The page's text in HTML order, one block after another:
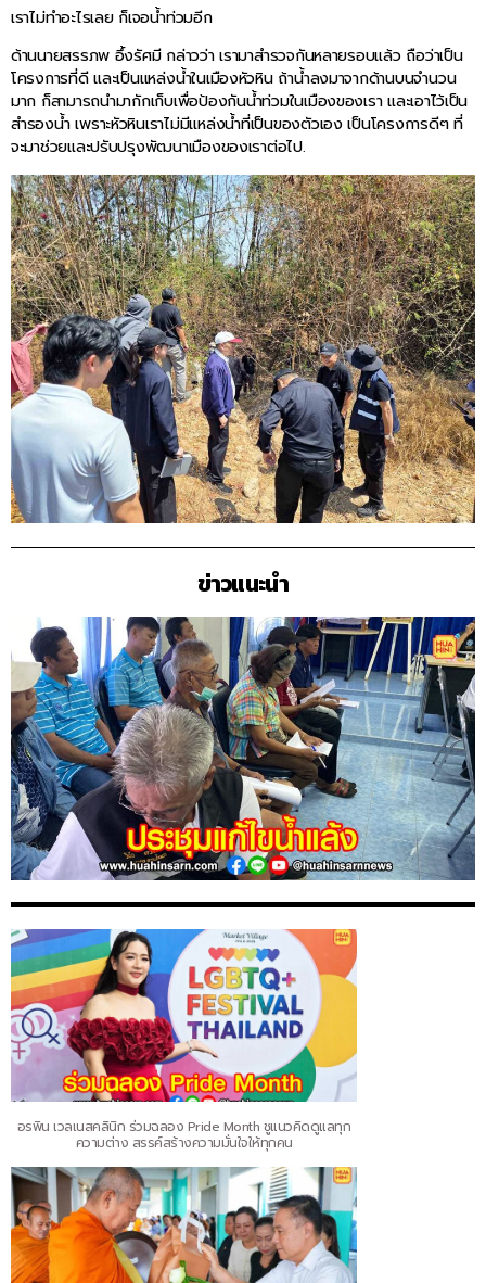
เราไม่ทำอะไรเลย ก็เจอน้ำท่วมอีก
ด้านนายสรรภพ อึ้งรัศมี กล่าวว่า เรามาสำรวจกันหลายรอบแล้ว ถือว่าเป็น
โครงการที่ดี และเป็นแหล่งน้ำในเมืองหัวหิน ถ้าน้ำลงมาจากด้านบนจำนวน
มาก ก็สามารถนำมากักเก็บเพื่อป้องกันน้ำท่วมในเมืองของเรา และเอาไว้เป็น
สำรองน้ำ เพราะหัวหินเราไม่มีแหล่งน้ำที่เป็นของตัวเอง เป็นโครงการดีๆ ที่
จะมาช่วยและปรับปรุงพัฒนาเมืองของเราต่อไป.
ข่าวแนะนำ
อรพิน เวลเนสคลินิก ร่วมฉลอง Pride Month ชูแนวคิดดูแลทุก
ความต่าง สรรค์สร้างความมั่นใจให้ทุกคน